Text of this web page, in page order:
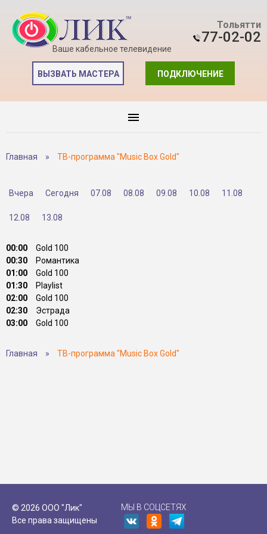
Ваше кабельное телевидение
Тольятти
77-02-02
ПОДКЛЮЧЕНИЕ
ВЫЗВАТЬ МАСТЕРА
Главная » ТВ-программа "Music Box Gold"
Вчера Сегодня 07.08 08.08 09.08 10.08 11.08
12.08 13.08
00:00
Gold 100
00:30
Романтика
01:00
Gold 100
01:30
Playlist
02:00
Gold 100
02:30
Эстрада
03:00
Gold 100
Главная » ТВ-программа "Music Box Gold"
© 2026 ООО "Лик"
Все права защищены
МЫ В СОЦСЕТЯХ